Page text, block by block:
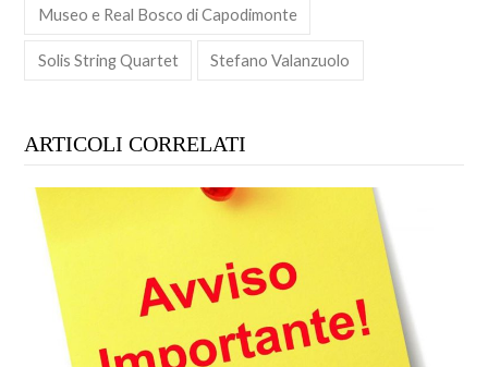
Museo e Real Bosco di Capodimonte
Solis String Quartet Stefano Valanzuolo
ARTICOLI CORRELATI